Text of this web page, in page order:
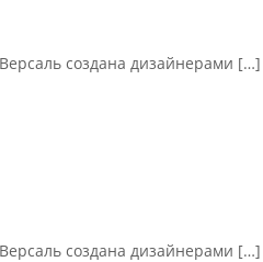
создана дизайнерами […]
создана дизайнерами […]